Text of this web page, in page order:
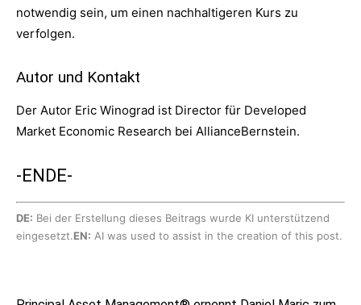
notwendig sein, um einen nachhaltigeren Kurs zu
verfolgen.
Autor und Kontakt
Der Autor Eric Winograd ist Director für Developed
Market Economic Research bei AllianceBernstein.
-ENDE-
DE: Bei der Erstellung dieses Beitrags wurde KI unterstützend
eingesetzt.EN: AI was used to assist in the creation of this post.